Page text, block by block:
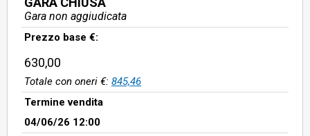
Gara non aggiudicata
Prezzo base €:
630,00
Totale con oneri €: 845,46
Termine vendita
04/06/26 12:00